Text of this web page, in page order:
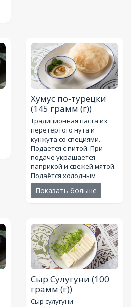
Хумус по-турецки
(145 грамм (г))
Традиционная паста из
перетертого нута и
кунжута со специями.
Подается с питой. При
подаче украшается
паприкой и свежей мятой.
Подаётся холодным
Показать больше
Сыр Сулугуни (100
грамм (г))
Сыр сулугуни